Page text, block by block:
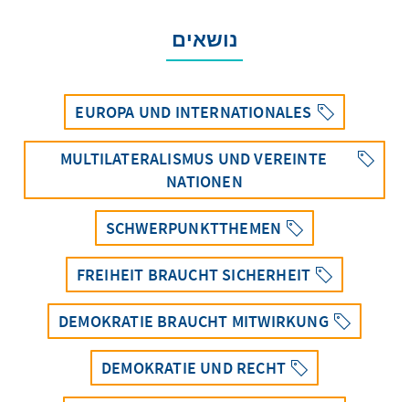
נושאים
EUROPA UND INTERNATIONALES
MULTILATERALISMUS UND VEREINTE
NATIONEN
SCHWERPUNKTTHEMEN
FREIHEIT BRAUCHT SICHERHEIT
DEMOKRATIE BRAUCHT MITWIRKUNG
DEMOKRATIE UND RECHT